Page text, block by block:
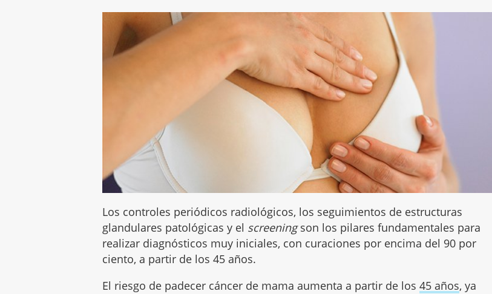
Los controles periódicos radiológicos, los seguimientos de estructuras
glandulares patológicas y el screeningson los pilares fundamentales para
realizar diagnósticos muy iniciales, con curaciones por encima del 90 por
ciento, a partir de los 45 años.
El riesgo de padecer cáncer de mama aumenta a partir de los45 años, ya